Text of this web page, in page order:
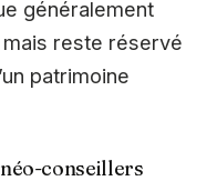
généralement
reste réservé
patrimoine
conseillers